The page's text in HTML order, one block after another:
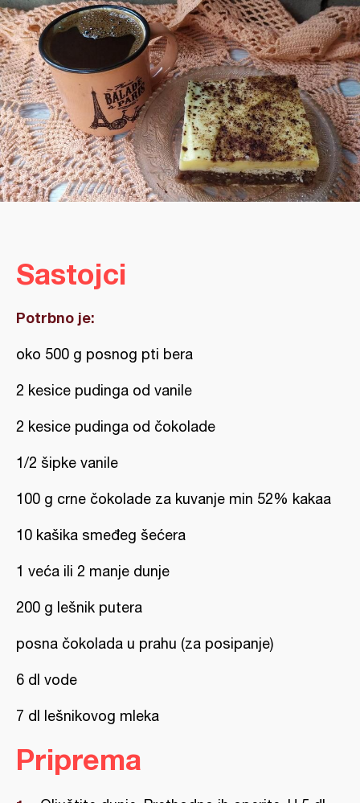
Sastojci
Potrbno je:
oko 500 g posnog pti bera
2 kesice pudinga od vanile
2 kesice pudinga od čokolade
1/2 šipke vanile
100 g crne čokolade za kuvanje min 52% kakaa
10 kašika smeđeg šećera
1 veća ili 2 manje dunje
200 g lešnik putera
posna čokolada u prahu (za posipanje)
6 dl vode
7 dl lešnikovog mleka
Priprema